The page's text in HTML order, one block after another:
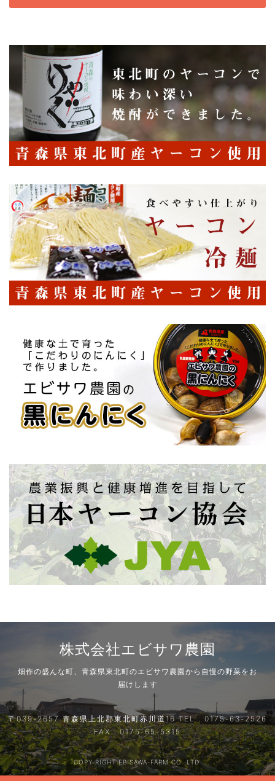
株式会社エビサワ農園
畑作の盛んな町、青森県東北町のエビサワ農園から自慢の野菜をお
届けします
〒039-2657 青森県上北郡東北町赤川道16 TEL : 0175-63-2526
FAX : 0175-65-5315
COPY RIGHT EBISAWA-FARM CO.,LTD.